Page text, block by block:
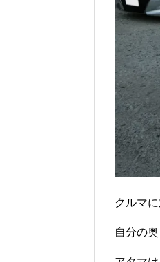
クルマ
自分の